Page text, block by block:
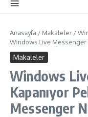
Anasayfa / Makaleler /
Windows Live Messenger
Makaleler
Windows
Kapanıyor
Messenger